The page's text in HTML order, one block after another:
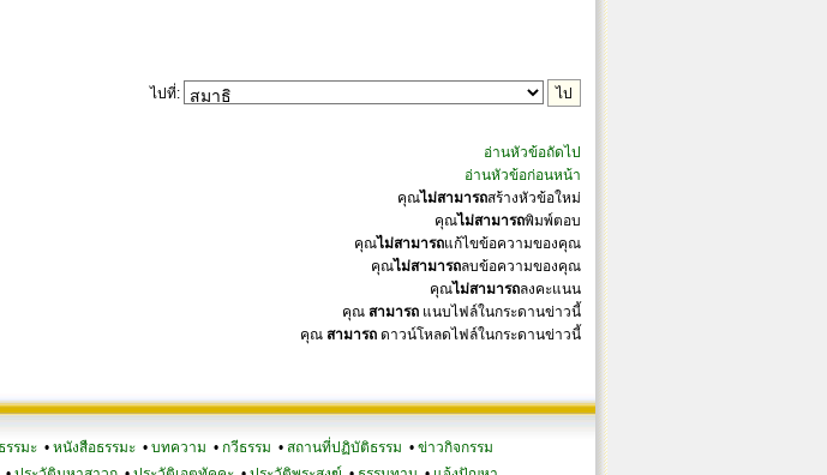
ไปที่:
อ่านหัวข้อถัดไป
อ่านหัวข้อก่อนหน้า
คุณไม่สามารถสร้างหัวข้อใหม่
คุณไม่สามารถพิมพ์ตอบ
คุณไม่สามารถแก้ไขข้อความของคุณ
คุณไม่สามารถลบข้อความของคุณ
คุณไม่สามารถลงคะแนน
คุณ สามารถ แนบไฟล์ในกระดานข่าวนี้
คุณ สามารถ ดาวน์โหลดไฟล์ในกระดานข่าวนี้
รรมะ • หนังสือธรรมะ • บทความ • กวีธรรม • สถานที่ปฏิบัติธรรม • ข่าวกิจกรรม